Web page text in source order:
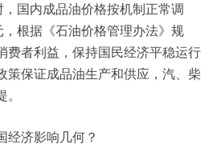
国内成品油价格按机制正常调
根据《石油价格管理办法》规
费者利益，保持国民经济平稳运行
策保证成品油生产和供应，汽、柴
经济影响几何？